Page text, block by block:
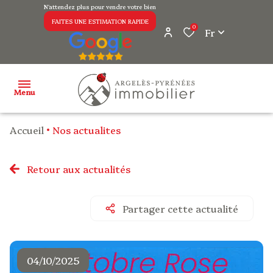
N'attendez plus pour vendre votre bien
FAITES UNE ESTIMATION RAPIDE
0 Fr
Menu
agence
professionnelles
Accueil Nos actualites
Retour aux actualités
Partager cette actualité
04/10/2025